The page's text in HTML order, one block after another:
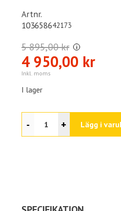
Artnr.
103658642173
5 895,00 kr i
4 950,00 kr
Inkl. moms
I lager
- + Lägg i